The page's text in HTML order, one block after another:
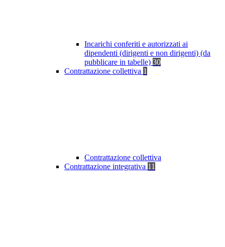
Incarichi conferiti e autorizzati ai
dipendenti (dirigenti e non dirigenti) (da
pubblicare in tabelle) 30
Contrattazione collettiva 1
Contrattazione collettiva
Contrattazione integrativa 11